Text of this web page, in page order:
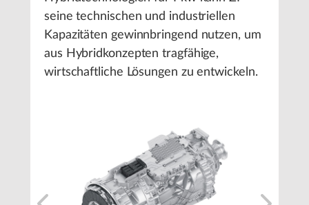
seine technischen und industriellen
Kapazitäten gewinnbringend nutzen, um
aus Hybridkonzepten tragfähige,
wirtschaftliche Lösungen zu entwickeln.